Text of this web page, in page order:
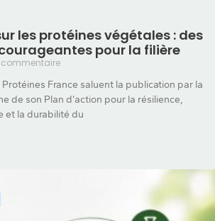
les protéines végétales : des
pour la filière
France saluent la publication par la
de son Plan d’action pour la résilience,
et la durabilité du